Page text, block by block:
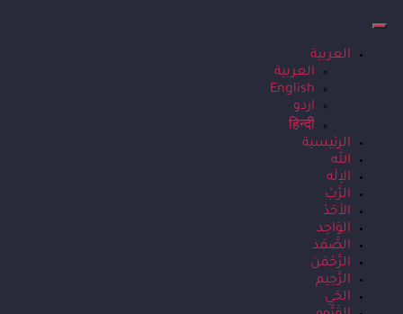
العربية
العربية
English
اردو
हिन्दी
الرئيسية
الله
الإلَه
الرَّبْ
الأحَدْ
الوَاحِد
الصَّمَد
الرَّحْمَن
الرَّحِيم
الحَي